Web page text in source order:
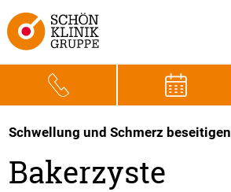
Schwellung und Schmerz beseitigen
Bakerzyste